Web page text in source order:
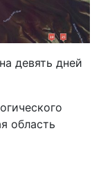
девять дней
область